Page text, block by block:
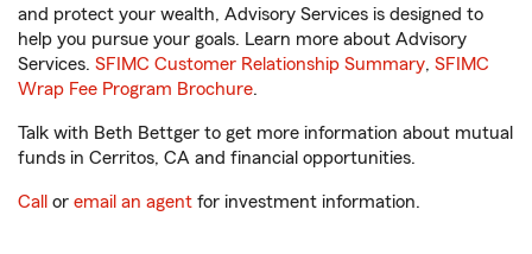
and protect your wealth, Advisory Services is designed to
help you pursue your goals. Learn more about Advisory
Services. SFIMC Customer Relationship Summary, SFIMC
Wrap Fee Program Brochure.
Talk with Beth Bettger to get more information about mutual
funds in Cerritos, CA and financial opportunities.
Call or email an agent for investment information.